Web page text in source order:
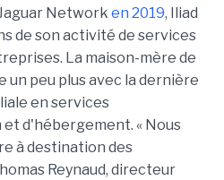
Network en 2019, Iliad
de son activité de services
La maison-mère de
un peu plus avec la dernière
en services
d'hébergement. « Nous
à destination des
Reynaud, directeur